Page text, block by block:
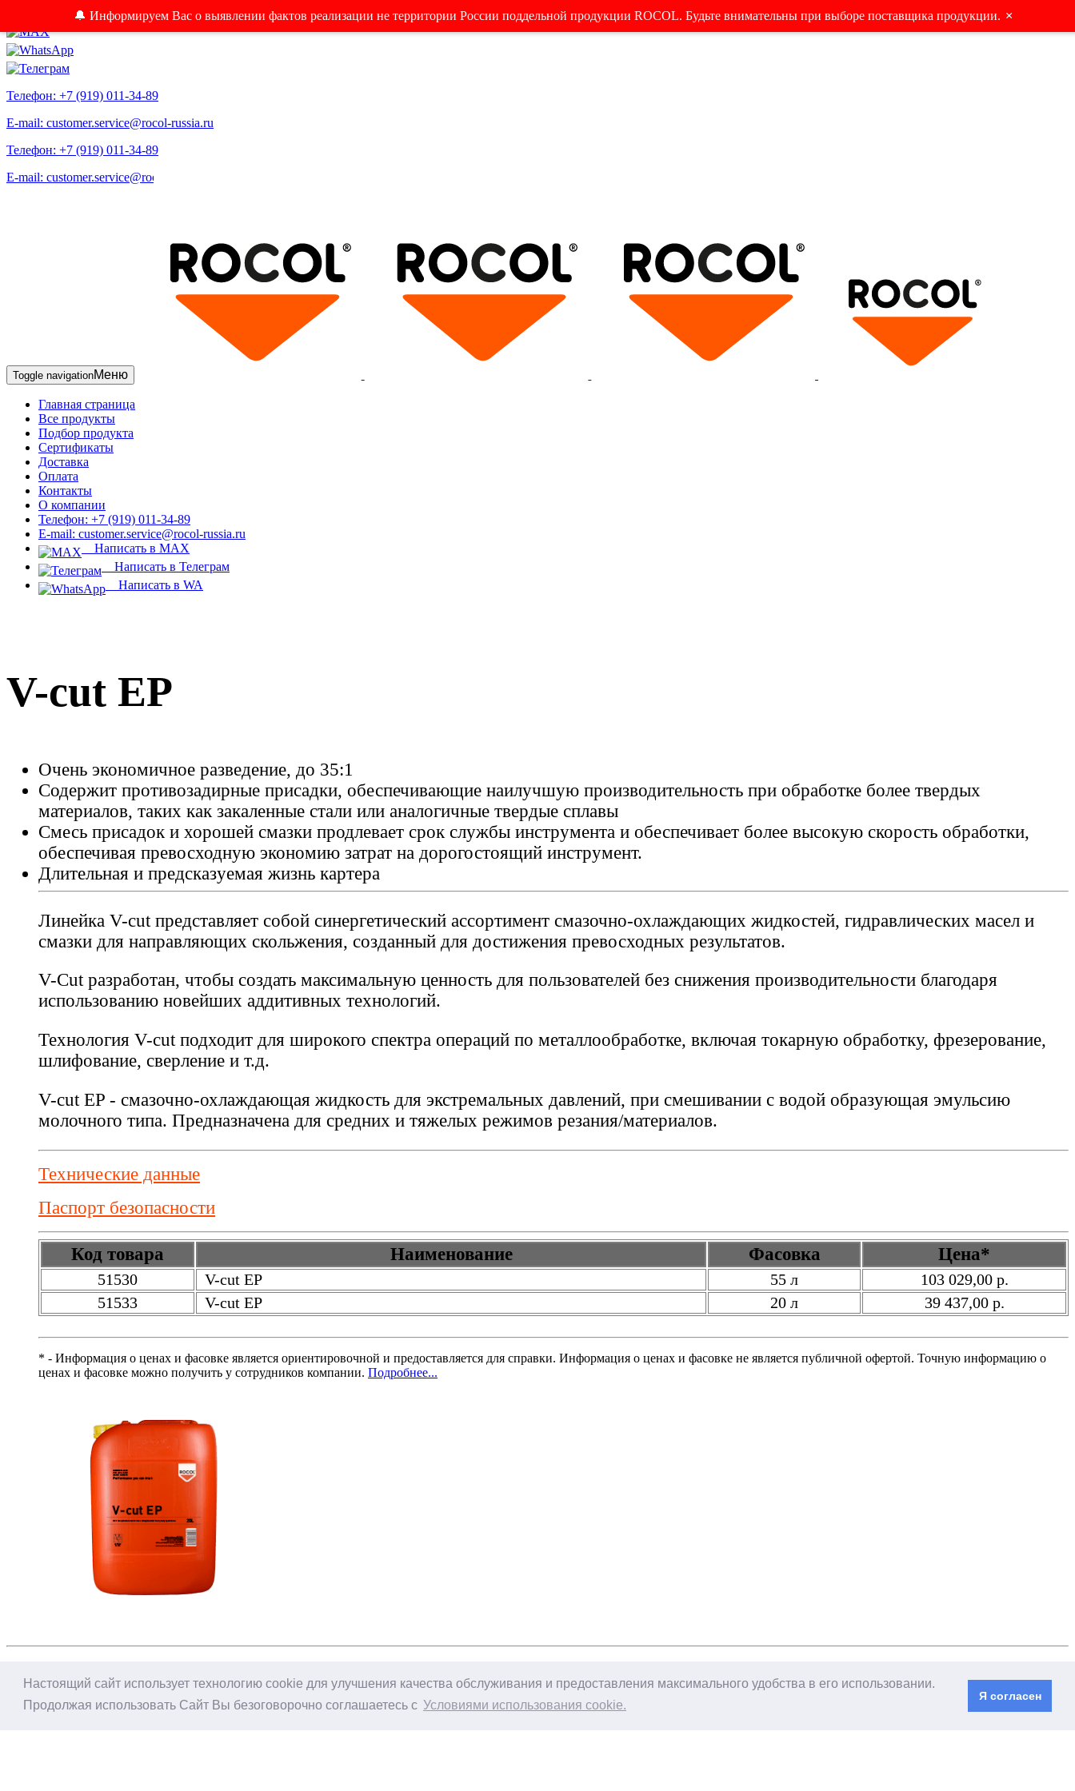
Настоящий сайт использует технологию cookie для улучшения качества обслуживания и предоставления максимального удобства в его использовании.
Продолжая использовать Сайт Вы безоговорочно соглашаетесь с Условиями использования cookie.
Я согласен
🔔 Информируем Вас о выявлении фактов реализации не территории России поддельной продукции ROCOL. Будьте внимательны при выборе поставщика продукции. ×
Телефон: +7 (919) 011-34-89
E-mail: customer.service@rocol-russia.ru
Телефон: +7 (919) 011-34-89
E-mail: customer.service@rocol-russia.ru
Toggle navigationМеню
Главная страница
Все продукты
Подбор продукта
Сертификаты
Доставка
Оплата
Контакты
О компании
Телефон: +7 (919) 011-34-89
E-mail: customer.service@rocol-russia.ru
Написать в MAX
Написать в Телеграм
Написать в WA
V-cut EP
Очень экономичное разведение, до 35:1
Содержит противозадирные присадки, обеспечивающие наилучшую производительность при обработке более твердых
материалов, таких как закаленные стали или аналогичные твердые сплавы
Смесь присадок и хорошей смазки продлевает срок службы инструмента и обеспечивает более высокую скорость обработки,
обеспечивая превосходную экономию затрат на дорогостоящий инструмент.
Длительная и предсказуемая жизнь картера
Линейка V-cut представляет собой синергетический ассортимент смазочно-охлаждающих жидкостей, гидравлических масел и
смазки для направляющих скольжения, созданный для достижения превосходных результатов.
V-Cut разработан, чтобы создать максимальную ценность для пользователей без снижения производительности благодаря
использованию новейших аддитивных технологий.
Технология V-cut подходит для широкого спектра операций по металлообработке, включая токарную обработку, фрезерование,
шлифование, сверление и т.д.
V-cut EP - смазочно-охлаждающая жидкость для экстремальных давлений, при смешивании с водой образующая эмульсию
молочного типа. Предназначена для средних и тяжелых режимов резания/материалов.
Технические данные
Паспорт безопасности
Код товара Наименование Фасовка Цена*
51530 V-cut EP 55 л
103 029,00 р.
51533
V-cut EP 20 л 39 437,00 р.
* - Информация о ценах и фасовке является ориентировочной и предоставляется для справки. Информация о ценах и фасовке не является публичной офертой. Точную информацию о
ценах и фасовке можно получить у сотрудников компании. Подробнее...
Написать в MAX